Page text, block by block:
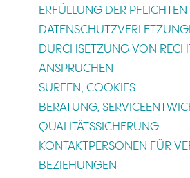
ERFÜLLUNG DER PFLICHTEN
DURCHSETZUNG VON
ANSPRÜCHEN
SURFEN, COOKIES
BERATUNG,
QUALITÄTSSICHERUNG
KONTAKTPERSONEN FÜR
BEZIEHUNGEN